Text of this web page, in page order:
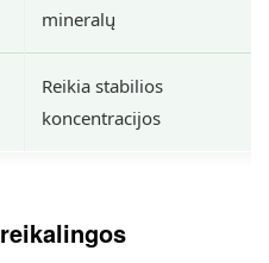
mineralų
Reikia stabilios
koncentracijos